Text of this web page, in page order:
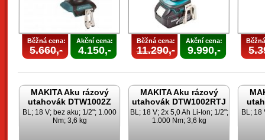
Běžná cena:
5.660,-
Akční cena:
4.150,-
Běžná cena:
11.290,-
Akční cena:
9.990,-
MAKITA Aku rázový
utahovák DTW1002Z
BL; 18 V; bez aku; 1/2"; 1.000
Nm; 3,6 kg
MAKITA Aku rázový
utahovák DTW1002RTJ
BL; 18 V; 2x 5,0 Ah Li-Ion; 1/2";
1.000 Nm; 3,6 kg
BL; 18